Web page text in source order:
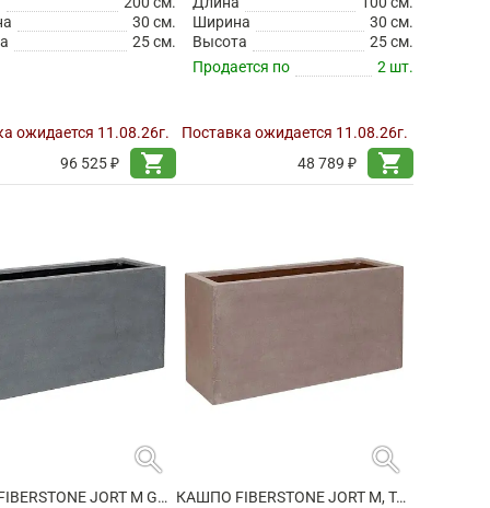
30 см.
25 см.
ожидается 11.08.26г.
96 525 ₽
shopping_cart
Ширина
30 см.
Высота
25 см.
Продается по
2 шт.
Поставка ожидается 11.08.26г.
48 789 ₽
shopping_cart
search
КАШПО FIBERSTONE JORT M GREY
search
КАШПО FIBERSTONE JORT M, TAUPE